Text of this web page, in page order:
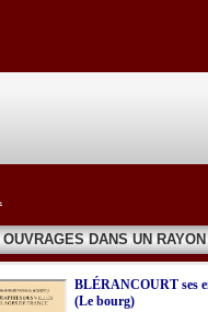
OUVRAGES DANS UN
BLÉRANCOURT ses
(Le bourg)